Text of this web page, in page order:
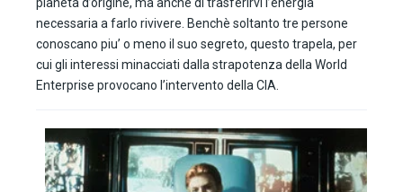
pianeta d’origine, ma anche di trasferirvi l’energia
necessaria a farlo rivivere. Benchè soltanto tre persone
conoscano piu’ o meno il suo segreto, questo trapela, per
cui gli interessi minacciati dalla strapotenza della World
Enterprise provocano l’intervento della CIA.